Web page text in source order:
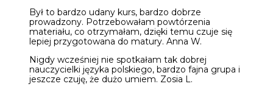
Był to bardzo udany kurs, bardzo dobrze
prowadzony. Potrzebowałam powtórzenia
materiału, co otrzymałam, dzięki temu czuje się
lepiej przygotowana do matury. Anna W.
Nigdy wcześniej nie spotkałam tak dobrej
nauczycielki języka polskiego, bardzo fajna grupa i
jeszcze czuję, że dużo umiem. Zosia L.